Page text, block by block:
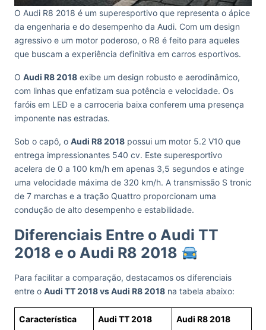
O Audi R8 2018 é um superesportivo que representa o ápice
da engenharia e do desempenho da Audi. Com um design
agressivo e um motor poderoso, o R8 é feito para aqueles
que buscam a experiência definitiva em carros esportivos.
O Audi R8 2018 exibe um design robusto e aerodinâmico,
com linhas que enfatizam sua potência e velocidade. Os
faróis em LED e a carroceria baixa conferem uma presença
imponente nas estradas.
Sob o capô, o Audi R8 2018 possui um motor 5.2 V10 que
entrega impressionantes 540 cv. Este superesportivo
acelera de 0 a 100 km/h em apenas 3,5 segundos e atinge
uma velocidade máxima de 320 km/h. A transmissão S tronic
de 7 marchas e a tração Quattro proporcionam uma
condução de alto desempenho e estabilidade.
Diferenciais Entre o Audi TT
2018 e o Audi R8 2018
Para facilitar a comparação, destacamos os diferenciais
entre o Audi TT 2018 vs Audi R8 2018 na tabela abaixo:
Característica Audi TT 2018 Audi R8 2018